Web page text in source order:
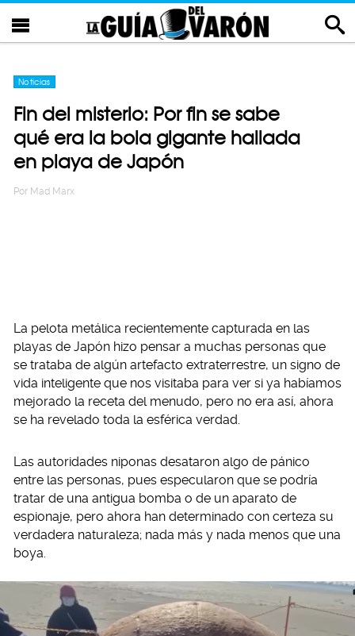
Noticias
Fin del misterio: Por fin se sabe
qué era la bola gigante hallada
en playa de Japón
Por Mad Marx
La pelota metálica recientemente capturada en las
playas de Japón hizo pensar a muchas personas que
se trataba de algún artefacto extraterrestre, un signo de
vida inteligente que nos visitaba para ver si ya habíamos
mejorado la receta del menudo, pero no era así, ahora
se ha revelado toda la esférica verdad.
Las autoridades niponas desataron algo de pánico
entre las personas, pues especularon que se podría
tratar de una antigua bomba o de un aparato de
espionaje, pero ahora han determinado con certeza su
verdadera naturaleza; nada más y nada menos que una
boya.